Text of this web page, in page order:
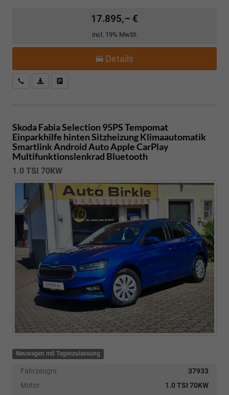
17.895,– €
incl. 19% MwSt.
Details
Kostenloser Rückruf-Service
PDF-Datei, Fahrzeugexposé drucken
Skoda FabiaSelection 95PS Tempomat
Einparkhilfe hinten Sitzheizung Klimaautomatik
Smartlink Android Auto Apple CarPlay
Multifunktionslenkrad Bluetooth
1.0 TSI 70KW
Neuwagen mit Tageszulassung
Fahrzeugnr.
37933
Motor
1.0 TSI 70KW